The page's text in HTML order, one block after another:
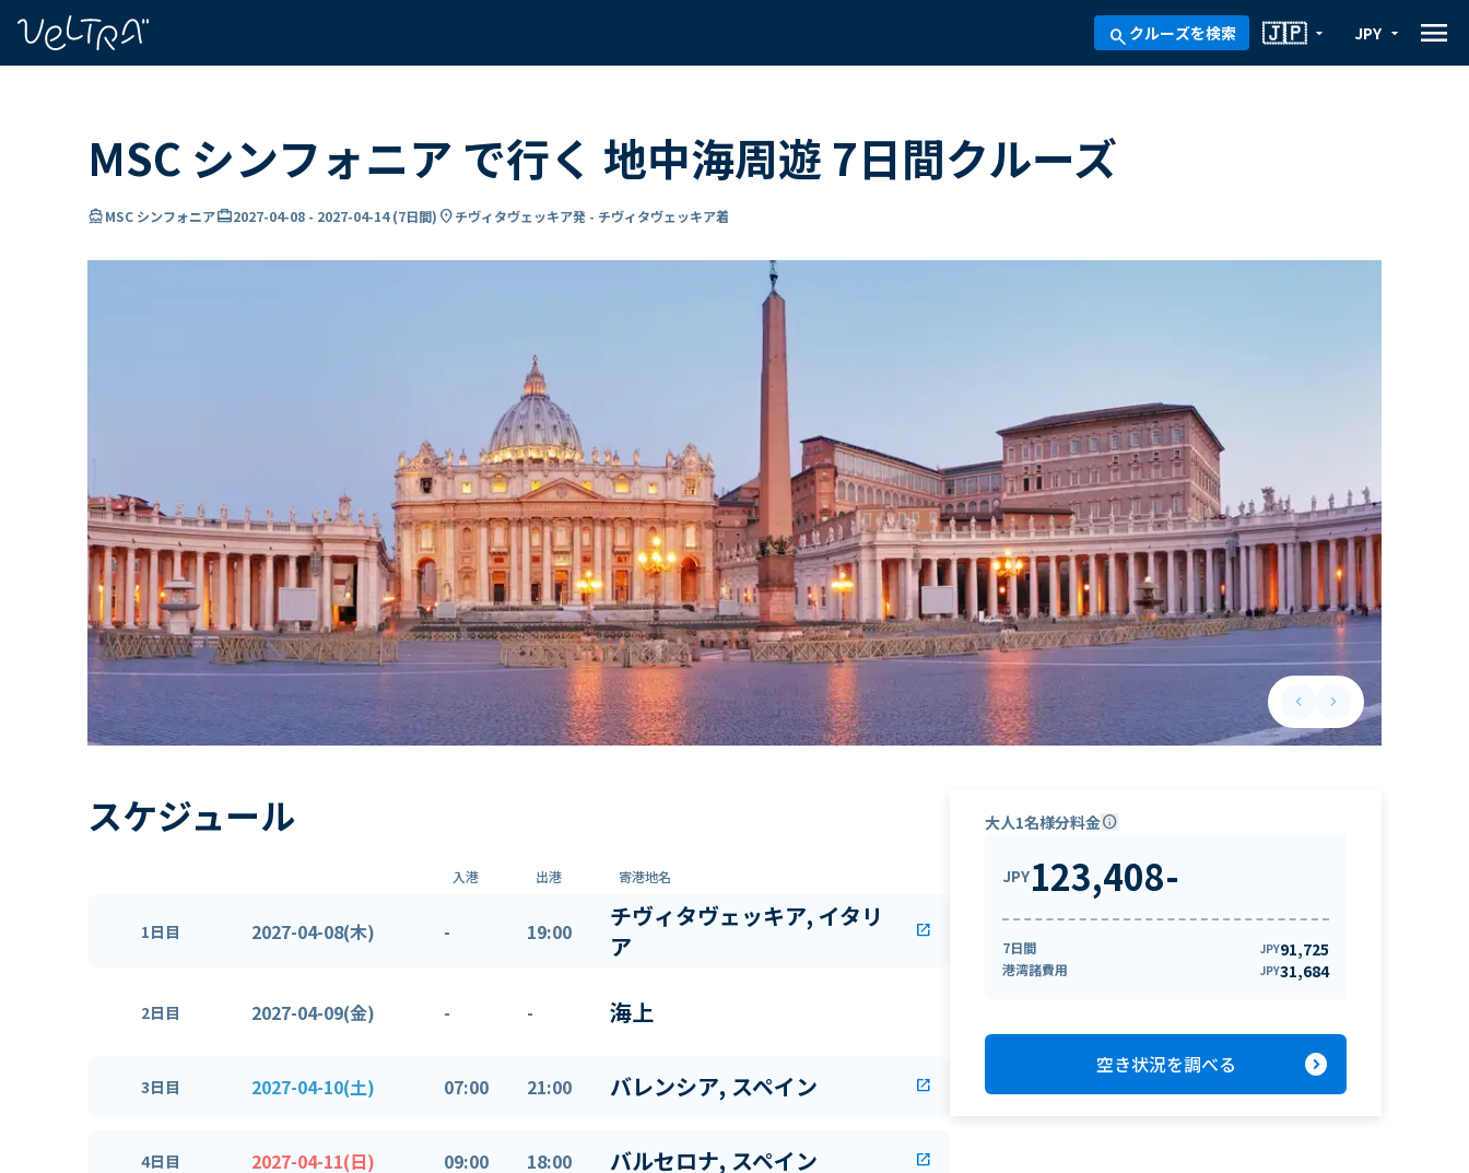
search クルーズを検索 arrow_drop_down
🇯🇵 arrow_drop_down
JPY menu
MSC シンフォニア で行く 地中海周遊 7日間クルーズ
directions_boatMSC シンフォニアcard_travel2027-04-08 - 2027-04-14(7日間) location_onチヴィタヴェッキア発 - チヴィタヴェッキア着
keyboard_arrow_leftPrevious slide
keyboard_arrow_rightNext slide
スケジュール
入港 出港 寄港地名
1日目 2027-04-08(木) - 19:00
チヴィタヴェッキア, イタリ
ア
open_in_new
2日目 2027-04-09(金) - - 海上
3日目 2027-04-10(土) 07:00 21:00 バレンシア, スペイン open_in_new
4日目 2027-04-11(日) 09:00 18:00 バルセロナ, スペイン open_in_new
大人1名様分料金info
JPY123,408-
7日間 JPY91,725
港湾諸費用 JPY31,684
空き状況を調べる expand_circle_right